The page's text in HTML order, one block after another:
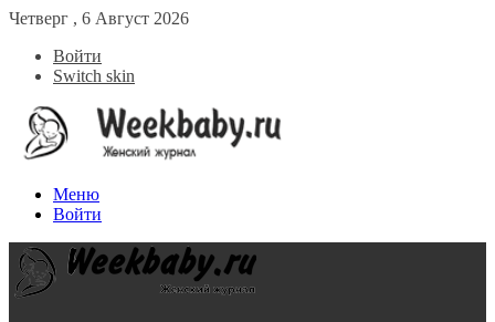
Четверг , 6 Август 2026
Войти
Switch skin
Меню
Войти